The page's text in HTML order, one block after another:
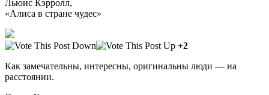
Льюис Кэрролл,
«Алиса в стране чудес»
+2
Как замечательны, интересны, оригинальны люди — на
расстоянии.